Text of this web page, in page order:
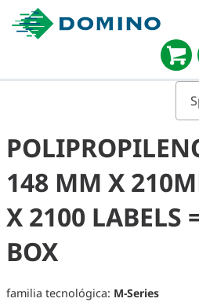
148 MM X
X 2100 LABELS
BOX
familia tecnológica: M-Series